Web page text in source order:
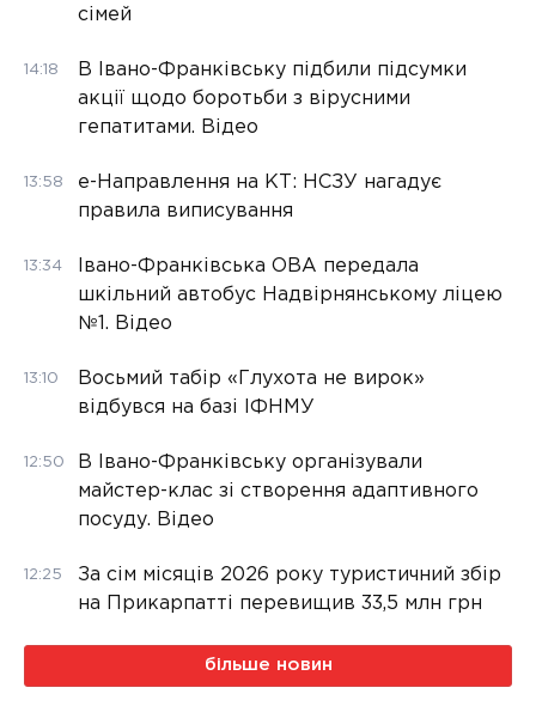
сімей
14:18
В Івано-Франківську підбили підсумки
акції щодо боротьби з вірусними
гепатитами. Відео
13:58
е-Направлення на КТ: НСЗУ нагадує
правила виписування
13:34
Івано-Франківська ОВА передала
шкільний автобус Надвірнянському ліцею
№1. Відео
13:10
Восьмий табір «Глухота не вирок»
відбувся на базі ІФНМУ
12:50
В Івано-Франківську організували
майстер-клас зі створення адаптивного
посуду. Відео
12:25
За сім місяців 2026 року туристичний збір
на Прикарпатті перевищив 33,5 млн грн
більше новин